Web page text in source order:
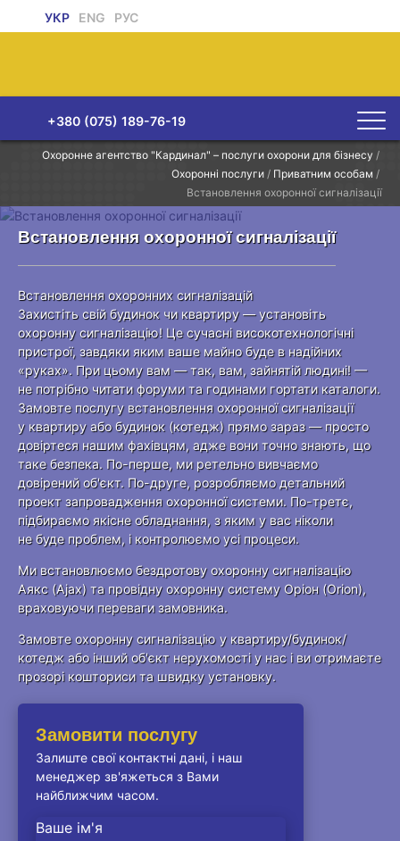
УКР ENG РУС
+380 (075) 189-76-19
Охоронне агентство "Кардинал" – послуги охорони для бізнесу /
Охоронні послуги / Приватним особам /
Встановлення охоронної сигналізації
Встановлення охоронної сигналізації
Встановлення охоронних сигналізацій
Захистіть свій будинок чи квартиру — установіть
охоронну сигналізацію! Це сучасні високотехнологічні
пристрої, завдяки яким ваше майно буде в надійних
«руках». При цьому вам — так, вам, зайнятій людині! —
не потрібно читати форуми та годинами гортати каталоги.
Замовте послугу встановлення охоронної сигналізації
у квартиру або будинок (котедж) прямо зараз — просто
довіртеся нашим фахівцям, адже вони точно знають, що
таке безпека. По-перше, ми ретельно вивчаємо
довірений об'єкт. По-друге, розробляємо детальний
проект запровадження охоронної системи. По-третє,
підбираємо якісне обладнання, з яким у вас ніколи
не буде проблем, і контролюємо усі процеси.
Ми встановлюємо бездротову охоронну сигналізацію
Аякс (Ajax) та провідну охоронну систему Оріон (Orion),
враховуючи переваги замовника.
Замовте охоронну сигналізацію у квартиру/будинок/
котедж або інший об'єкт нерухомості у нас і ви отримаєте
прозорі кошториси та швидку установку.
Замовити послугу
Залиште свої контактні дані, і наш
менеджер зв'яжеться з Вами
найближчим часом.
Ваше ім'я